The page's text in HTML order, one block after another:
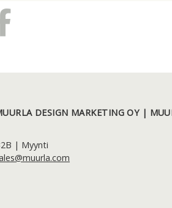
DESIGN MARKETING OY |
| Myynti